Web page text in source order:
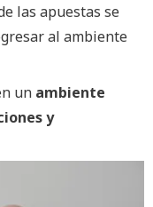
las apuestas se
al ambiente
un ambiente
y